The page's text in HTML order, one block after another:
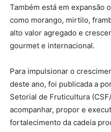
Também está em expansão
como morango, mirtilo,
alto valor agregado e
gourmet e internacional.
Para impulsionar o
deste ano, foi publicada a
Setorial de Fruticultura
acompanhar, propor e
fortalecimento da cadeia